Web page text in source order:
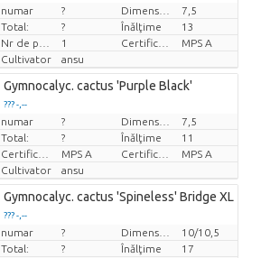
Pret per bucata
numar ?
7,5
Total:
? Înălţime
13
1
MPS A
Cultivator
ansu
Gymnocalyc. cactus 'Purple Black'
??? -,--
Pret per bucata
numar ?
7,5
Total:
? Înălţime
11
Certificare MPS.
MPS A
MPS A
Cultivator
ansu
Gymnocalyc. cactus 'Spineless' Bridge XL
??? -,--
Pret per bucata
numar ?
10/10,5
Total:
? Înălţime
17